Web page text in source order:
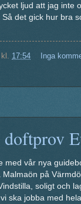
ljud att jag inte
det gick hur bra
kl. 17:54 Inga
med vår nya
på
soligt och
ska jobba med